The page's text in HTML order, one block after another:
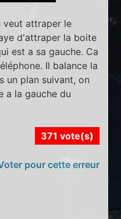
veut attraper le
d'attraper la boite
est a sa gauche. Ca
Il balance la
un plan suivant, on
a la gauche du
371 vote(s)
pour cette erreur